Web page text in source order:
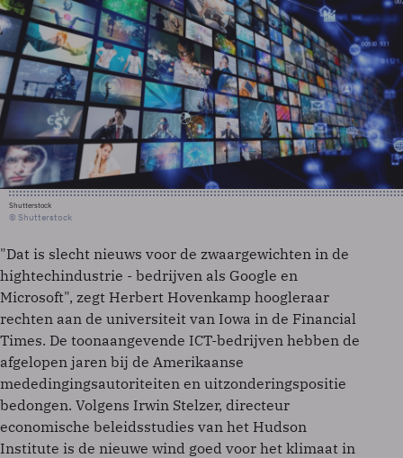
Shutterstock
© Shutterstock
"Dat is slecht nieuws voor de zwaargewichten in de
hightechindustrie - bedrijven als Google en
Microsoft", zegt Herbert Hovenkamp hoogleraar
rechten aan de universiteit van Iowa in de Financial
Times. De toonaangevende ICT-bedrijven hebben de
afgelopen jaren bij de Amerikaanse
mededingingsautoriteiten en uitzonderingspositie
bedongen. Volgens Irwin Stelzer, directeur
economische beleidsstudies van het Hudson
Institute is de nieuwe wind goed voor het klimaat in